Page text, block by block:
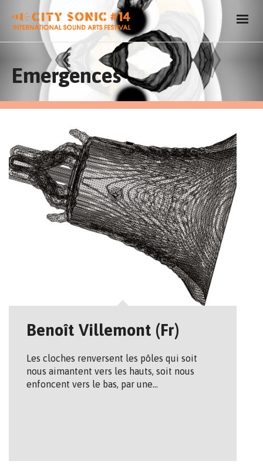
Emergences
Benoît Villemont (Fr)
Les cloches renversent les pôles qui soit
nous aimantent vers les hauts, soit nous
enfoncent vers le bas, par une…